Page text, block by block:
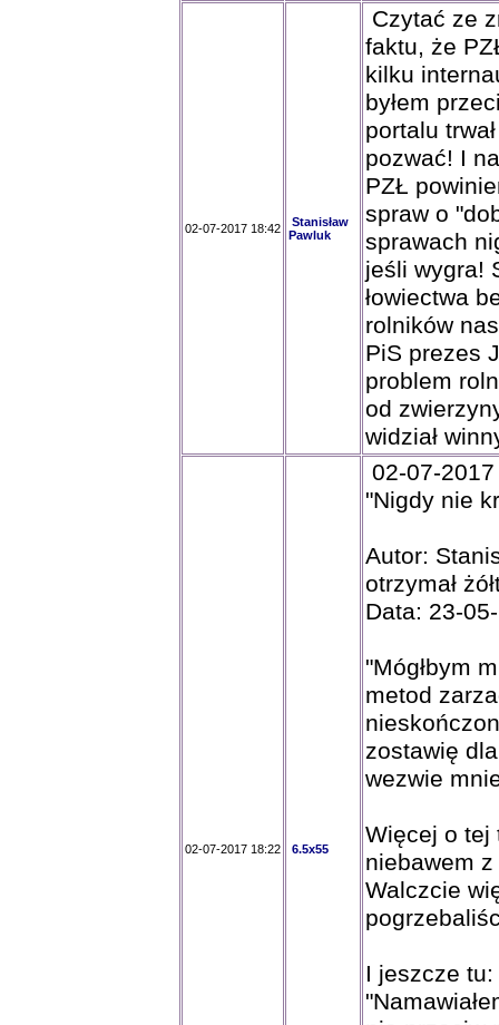
02-07-2017 18:42
Stanisław
Pawluk
Czytać ze
faktu, że
kilku
byłem
portalu
pozwać! I
PZŁ
spraw o
sprawach
jeśli wygra!
łowiectwa
rolników
PiS prezes
problem
od
widział
02-07-2017 18:22 6.5x55
02-07-
"Nigdy nie
Autor:
otrzymał
Data: 23-
"Mógłbym
metod
zostawię
wezwie
Więcej o tej
niebawem
Walczcie
I jeszcze tu: